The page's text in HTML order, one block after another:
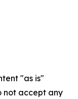
"as is"
not accept any